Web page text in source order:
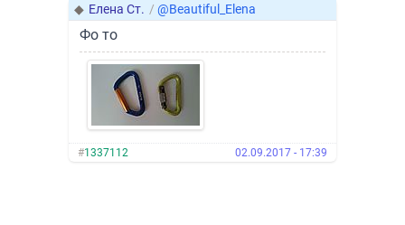
◆ Елена Ст. / @Beautiful_Elena
Фо то
#1337112 02.09.2017 - 17:39